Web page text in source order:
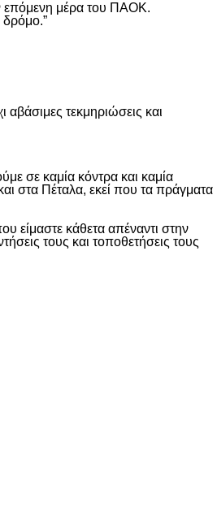
επόμενη μέρα του ΠΑΟΚ.
δρόμο.”
τεκμηριώσεις και
σε καμία κόντρα και καμία
στα Πέταλα, εκεί που τα πράγματα
είμαστε κάθετα απέναντι στην
τους και τοποθετήσεις τους